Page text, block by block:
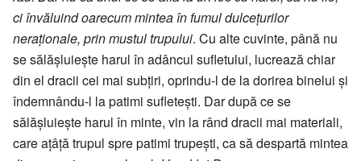
ci învăluind oarecum mintea în fumul dulcețurilor
neraționale, prin mustul trupului. Cu alte cuvinte, până nu
se sălășluiește harul în adâncul sufletului, lucrează chiar
din el dracii cei mai subțiri, oprindu-l de la dorirea binelui și
îndemnându-l la patimi sufletești. Dar după ce se
sălășluiește harul în minte, vin la rând dracii mai materiali,
care ațâță trupul spre patimi trupești, ca să despartă mintea